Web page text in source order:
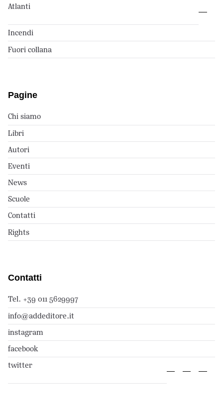
Atlanti
Incendi
Fuori collana
Pagine
Chi siamo
Libri
Autori
Eventi
News
Scuole
Contatti
Rights
Contatti
Tel. +39 011 5629997
info@addeditore.it
instagram
facebook
twitter